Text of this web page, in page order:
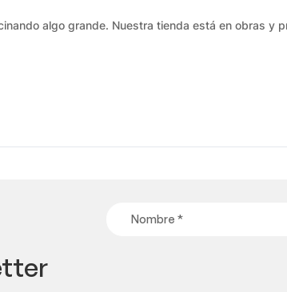
algo grande. Nuestra tienda está en obras y